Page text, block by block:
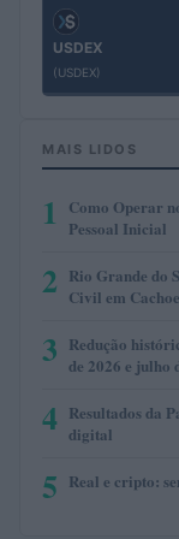
USDEX
(USDEX)
MAIS LIDOS
1
Como Operar
Pessoal Inicial
2 Rio Grande do
Civil em
3 Redução
de 2026 e julho
4 Resultados da
digital
5 Real e cripto: